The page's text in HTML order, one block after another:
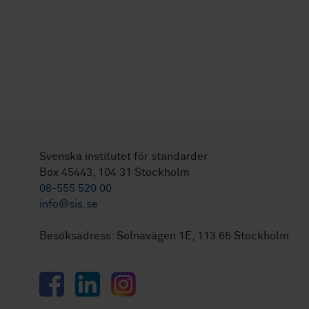
Svenska institutet för standarder
Box 45443, 104 31 Stockholm
08-555 520 00
info@sis.se
Besöksadress: Solnavägen 1E, 113 65 Stockholm
FacebookLinkedInInstagram